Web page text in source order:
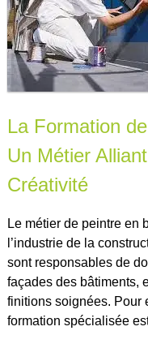
La Formation
Un Métier
Créativité
Le métier de peintre en
l’industrie de la
sont responsables de
façades des bâtiments,
finitions soignées. Pour
formation spécialisée